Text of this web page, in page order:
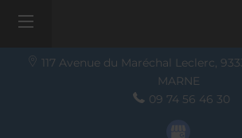
117 Avenue du Maréchal Leclerc,
MARNE
09 74 56 46 30